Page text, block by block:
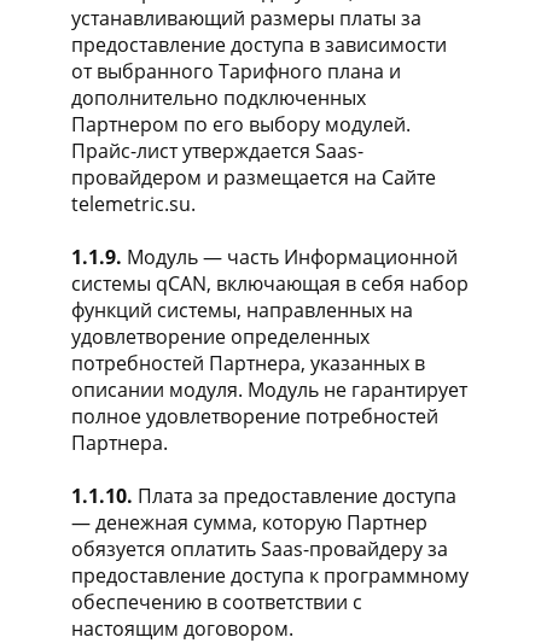
устанавливающий размеры платы за
предоставление доступа в зависимости
от выбранного Тарифного плана и
дополнительно подключенных
Партнером по его выбору модулей.
Прайс-лист утверждается Saas-
провайдером и размещается на Сайте
telemetric.su.
1.1.9. Модуль — часть Информационной
системы qCAN, включающая в себя набор
функций системы, направленных на
удовлетворение определенных
потребностей Партнера, указанных в
описании модуля. Модуль не гарантирует
полное удовлетворение потребностей
Партнера.
1.1.10. Плата за предоставление доступа
— денежная сумма, которую Партнер
обязуется оплатить Saas-провайдеру за
предоставление доступа к программному
обеспечению в соответствии с
настоящим договором.